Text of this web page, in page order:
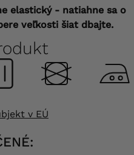
elastický - natiahne sa o
veľkosti šiat dbajte.
v EÚ